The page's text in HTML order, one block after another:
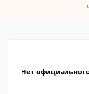
Нет